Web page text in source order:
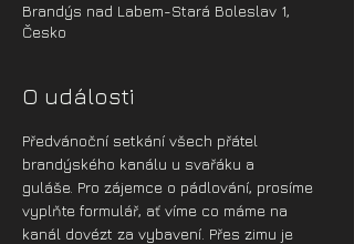
Brandýs nad Labem-Stará Boleslav 1,
Česko
O události
Předvánoční setkání všech přátel
brandýského kanálu u svařáku a
guláše. Pro zájemce o pádlování, prosíme
vyplňte formulář, ať víme co máme na
kanál dovézt za vybavení. Přes zimu je